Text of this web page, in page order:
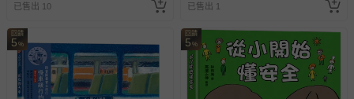
已售出 10 已售出 1
回饋
5 %
回饋
5 %